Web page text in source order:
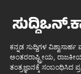
ಕನ್ನಡ ಸುದ್ದಿಗಳ
ಅಂತರರಾಷ್ಟ್ರೀಯ,
ತಂತ್ರಜ್ಞಾನಕ್ಕೆ